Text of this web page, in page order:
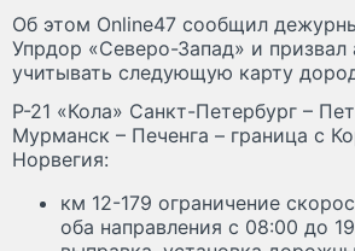
Об этом Online47 сообщил
Упрдор «Северо-Запад» и призвал
учитывать следующую карту
Р-21 «Кола» Санкт-Петербург –
Мурманск – Печенга – граница с
Норвегия:
км 12-179 ограничение
оба направления с 08:00 до